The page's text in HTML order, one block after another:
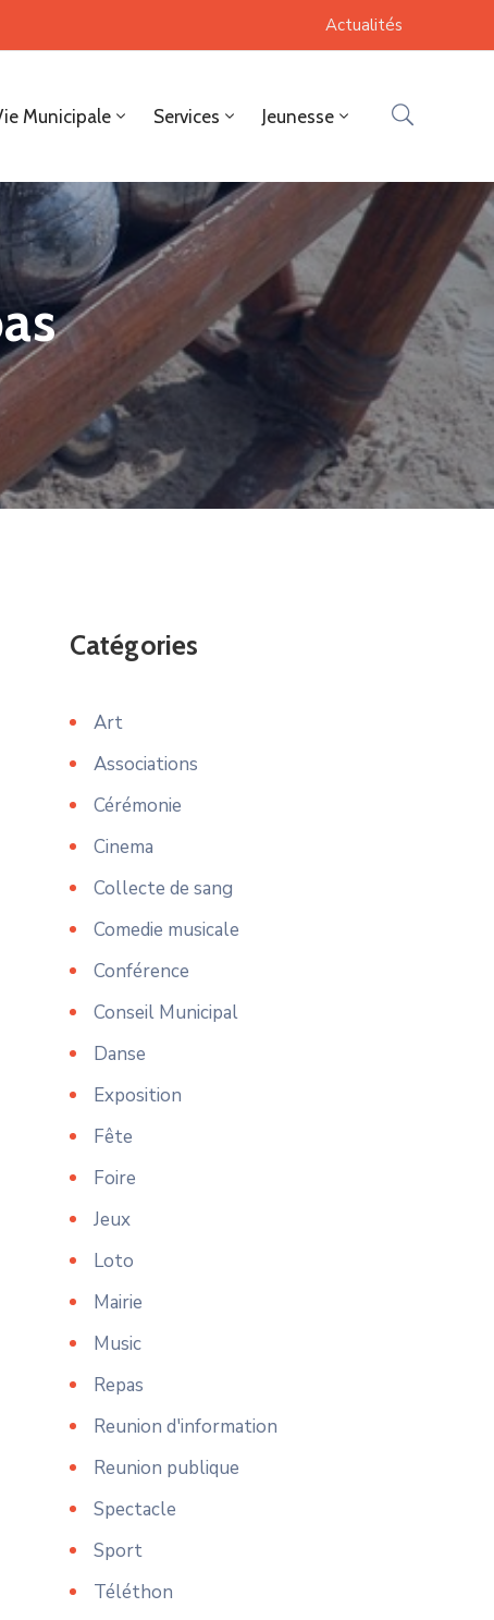
Actualités
Municipale Services Jeunesse
Catégories
Art
Associations
Cérémonie
Cinema
Collecte de sang
Comedie musicale
Conférence
Conseil Municipal
Danse
Exposition
Fête
Foire
Jeux
Loto
Mairie
Music
Repas
Reunion d'information
Reunion publique
Spectacle
Sport
Téléthon